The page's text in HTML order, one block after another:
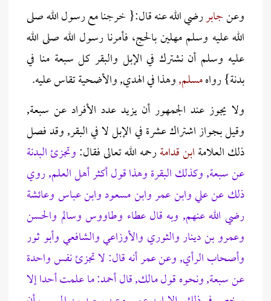
وعنجابررضي الله عنه قال:{ خرجنا مع رسول الله صلى
الله عليه وسلم مهلين بالحج، فأمرنا رسول الله صلى الله
عليه وسلم أن نشترك في الإبل والبقر كل سبعة منا في
بدنة} رواهمسلم,وهذا في الهدي, والأضحية تقاس عليه.
ولا يجوز عند الجمهور أن يزيد عدد الأفراد عن سبعة,
وقيل بجواز اشتراك عشرة في الإبل لا في البقر, وقد فصل
ذلك العلامةابن قدامةرحمه الله تعالى فقال:وتجزئ البدنة
عن سبعة, وكذلك البقرة وهذا قول أكثر أهل العلم, روي
ذلك عن علي وابن عمر وابن مسعود وابن عباس وعائشة
رضي الله عنهم, وبه قال عطاء وطاووس وسالم والحسن
وعمرو بن دينار والثوري والأوزاعي والشافعي وأبو ثور
وأصحاب الرأي, وعن عمر أنه قال: لا تجزئ نفس واحدة
عن سبعة, ونحوه قول مالك, قال أحمد: ما علمت أحدا إلا